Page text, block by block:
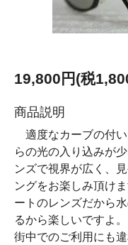
19,800円(税
商品説明
適度なカーブの付
らの光の入り込みが
ンズで視界が広く、
ングをお楽しみ頂け
ートのレンズだから
るから楽しいですよ。
街中でのご利用にも